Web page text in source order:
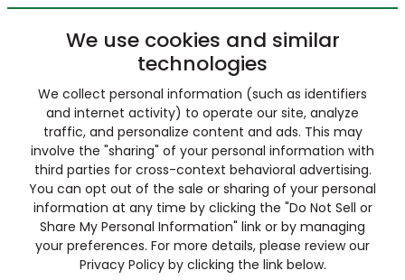
We use cookies and similar
technologies
We collect personal information (such as identifiers
and internet activity) to operate our site, analyze
traffic, and personalize content and ads. This may
involve the "sharing" of your personal information with
third parties for cross-context behavioral advertising.
You can opt out of the sale or sharing of your personal
information at any time by clicking the "Do Not Sell or
Share My Personal Information" link or by managing
your preferences. For more details, please review our
Privacy Policy by clicking the link below.